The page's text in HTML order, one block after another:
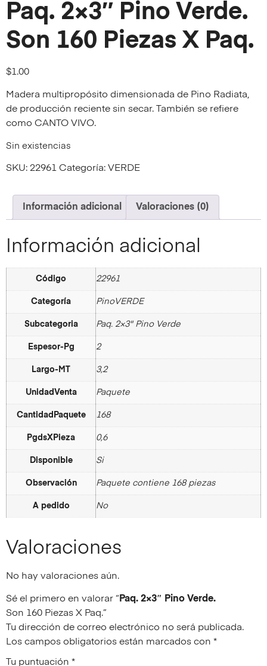
Paq. 2×3″ Pino Verde.
Son 160 Piezas X Paq.
$1.00
Madera multipropósito dimensionada de Pino Radiata,
de producción reciente sin secar. También se refiere
como CANTO VIVO.
Sin existencias
SKU: 22961 Categoría: VERDE
Información adicional Valoraciones (0)
Información adicional
Código 22961
Categoría PinoVERDE
Subcategoria Paq. 2×3" Pino Verde
Espesor-Pg 2
Largo-MT 3,2
UnidadVenta Paquete
CantidadPaquete 168
PgdsXPieza 0,6
Disponible Si
Observación Paquete contiene 168 piezas
A pedido No
Valoraciones
No hay valoraciones aún.
Sé el primero en valorar “Paq. 2×3″ Pino Verde.
Son 160 Piezas X Paq.”
Tu dirección de correo electrónico no será publicada.
Los campos obligatorios están marcados con *
Tu puntuación *